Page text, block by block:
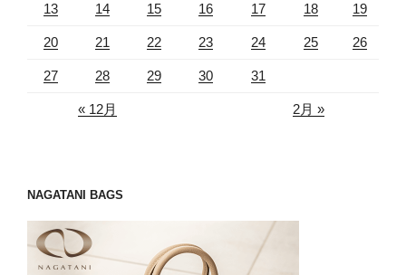
13 14 15 16 17 18 19
20 21 22 23 24 25 26
27 28 29 30 31
« 12月 2月 »
NAGATANI BAGS